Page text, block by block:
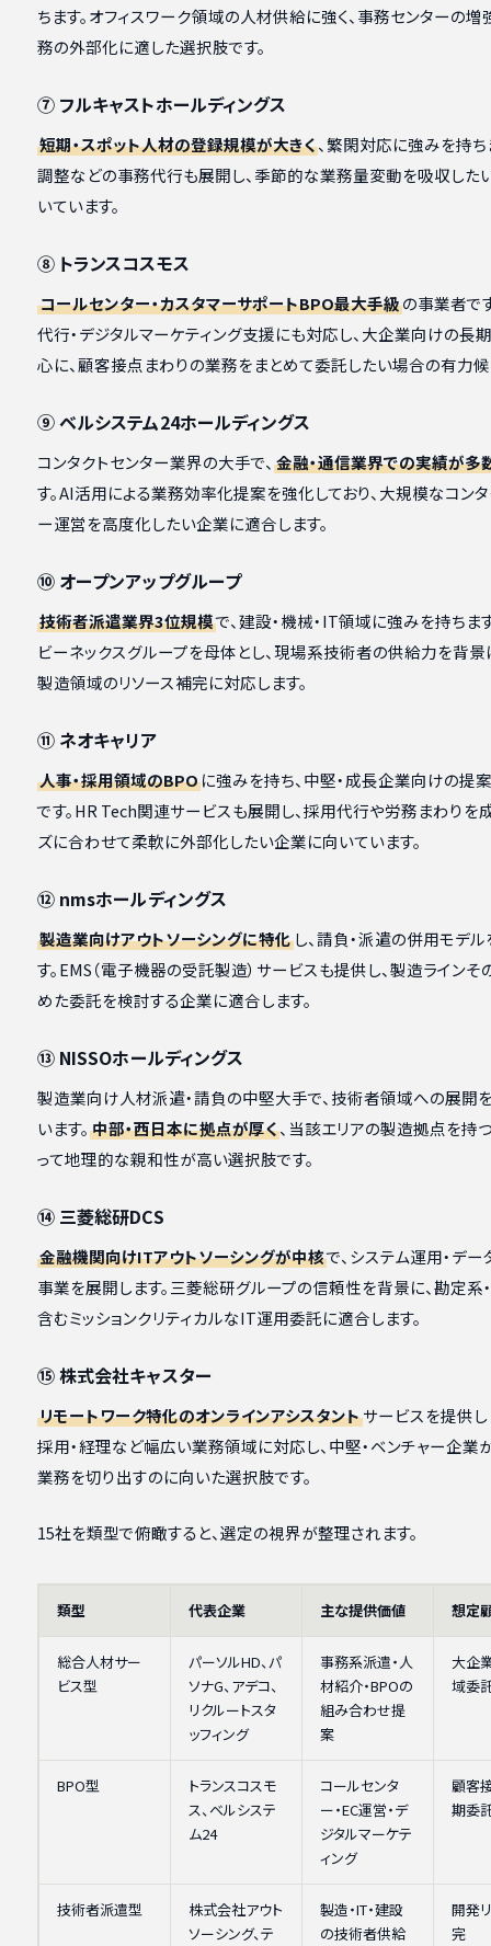
ちます。オフィスワーク領域の人材供給に強く、事務センターの
務の外部化に適した選択肢です。
⑦ フルキャストホールディングス
短期・スポット人材の登録規模が大きく、繁閑対応に強みを持ち
調整などの事務代行も展開し、季節的な業務量変動を吸収した
いています。
⑧ トランスコスモス
コールセンター・カスタマーサポートBPO最大手級の事業者で
代行・デジタルマーケティング支援にも対応し、大企業向けの長
心に、顧客接点まわりの業務をまとめて委託したい場合の有力候
⑨ ベルシステム24ホールディングス
コンタクトセンター業界の大手で、 金融・通信業界での実績が多
す。AI活用による業務効率化提案を強化しており、大規模なコン
ー運営を高度化したい企業に適合します。
⑩ オープンアップグループ
技術者派遣業界3位規模で、建設・機械・IT領域に強みを持ちま
ビーネックスグループを母体とし、現場系技術者の供給力を背景
製造領域のリソース補完に対応します。
⑪ ネオキャリア
人事・採用領域のBPOに強みを持ち、中堅・成長企業向けの提
です。HR Tech関連サービスも展開し、採用代行や労務まわりを
ズに合わせて柔軟に外部化したい企業に向いています。
⑫ nmsホールディングス
製造業向けアウトソーシングに特化し、請負・派遣の併用モデ
す。EMS（電子機器の受託製造）サービスも提供し、製造ラインそ
めた委託を検討する企業に適合します。
⑬ NISSOホールディングス
製造業向け人材派遣・請負の中堅大手で、技術者領域への展開
います。 中部・西日本に拠点が厚く、当該エリアの製造拠点を持
って地理的な親和性が高い選択肢です。
⑭ 三菱総研DCS
金融機関向けITアウトソーシングが中核で、システム運用・デー
事業を展開します。三菱総研グループの信頼性を背景に、勘定系
含むミッションクリティカルなIT運用委託に適合します。
⑮ 株式会社キャスター
リモートワーク特化のオンラインアシスタントサービスを提供し
採用・経理など幅広い業務領域に対応し、中堅・ベンチャー企業
業務を切り出すのに向いた選択肢です。
15社を類型で俯瞰すると、選定の視界が整理されます。
類型 代表企業 主な提供価値 想定
総合人材サー
ビス型
パーソルHD、パ
ソナG、アデコ、
リクルートスタ
ッフィング
事務系派遣・人
材紹介・BPOの
組み合わせ提
案
大企
域委
BPO型
トランスコスモ
ス、ベルシステ
ム24
コールセンタ
ー・EC運営・デ
ジタルマーケテ
ィング
顧客
期委
技術者派遣型
株式会社アウト
ソーシング、テ
製造・IT・建設
の技術者供給
開発
完